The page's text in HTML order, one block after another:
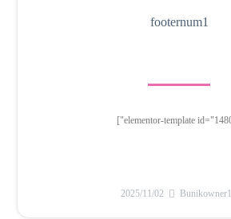
footernum1
Bunikowner1
2025/11/02